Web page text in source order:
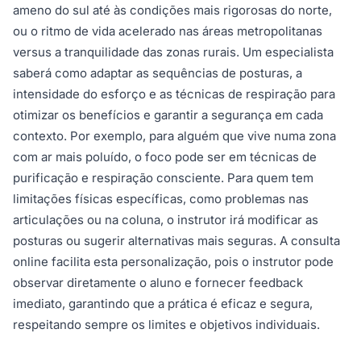
ameno do sul até às condições mais rigorosas do norte,
ou o ritmo de vida acelerado nas áreas metropolitanas
versus a tranquilidade das zonas rurais. Um especialista
saberá como adaptar as sequências de posturas, a
intensidade do esforço e as técnicas de respiração para
otimizar os benefícios e garantir a segurança em cada
contexto. Por exemplo, para alguém que vive numa zona
com ar mais poluído, o foco pode ser em técnicas de
purificação e respiração consciente. Para quem tem
limitações físicas específicas, como problemas nas
articulações ou na coluna, o instrutor irá modificar as
posturas ou sugerir alternativas mais seguras. A consulta
online facilita esta personalização, pois o instrutor pode
observar diretamente o aluno e fornecer feedback
imediato, garantindo que a prática é eficaz e segura,
respeitando sempre os limites e objetivos individuais.